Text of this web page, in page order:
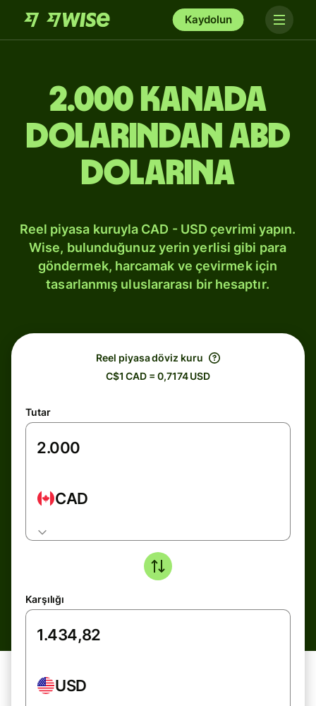
Kaydolun
2.000 Kanada
dolarından ABD
dolarına
Reel piyasa kuruyla CAD - USD çevrimi yapın.
Wise, bulunduğunuz yerin yerlisi gibi para
göndermek, harcamak ve çevirmek için
tasarlanmış uluslararası bir hesaptır.
Reel piyasa döviz kuru
C$1 CAD = 0,7174 USD
Tutar
CAD
Karşılığı
USD